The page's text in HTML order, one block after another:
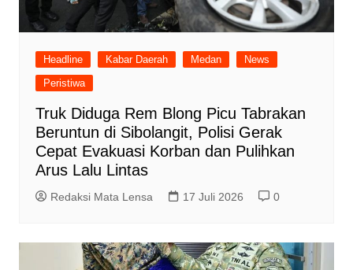
Headline Kabar Daerah Medan
News
Peristiwa
Truk Diduga Rem Blong Picu Tabrakan
Beruntun di Sibolangit, Polisi Gerak
Cepat Evakuasi Korban dan Pulihkan
Arus Lalu Lintas
Redaksi Mata Lensa 17 Juli 2026 0